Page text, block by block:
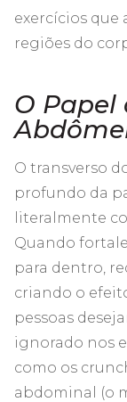
exercícios
regiões do
O Papel
O transverso
profundo da
literalmente
Quando
para dentro,
criando o
pessoas
ignorado nos
como os
abdominal (o